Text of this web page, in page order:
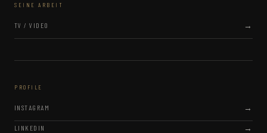
SEINE ARBEIT
TV / VIDEO
PROFILE
INSTAGRAM
LINKEDIN